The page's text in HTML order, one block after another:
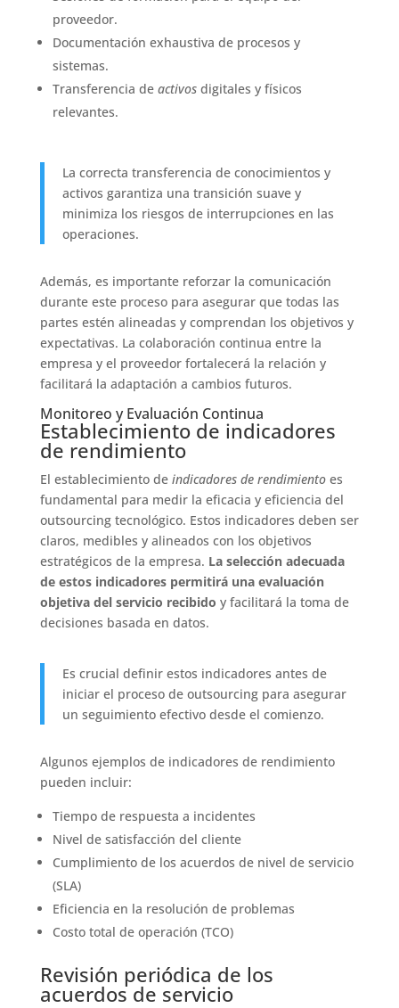
proveedor.
Documentación exhaustiva de procesos y
sistemas.
Transferencia de activosdigitales y físicos
relevantes.
La correcta transferencia de conocimientos y
activos garantiza una transición suave y
minimiza los riesgos de interrupciones en las
operaciones.
Además, es importante reforzar la comunicación
durante este proceso para asegurar que todas las
partes estén alineadas y comprendan los objetivos y
expectativas. La colaboración continua entre la
empresa y el proveedor fortalecerá la relación y
facilitará la adaptación a cambios futuros.
Monitoreo y Evaluación Continua
Establecimiento de indicadores
de rendimiento
El establecimiento de indicadores de rendimientoes
fundamental para medir la eficacia y eficiencia del
outsourcing tecnológico. Estos indicadores deben ser
claros, medibles y alineados con los objetivos
estratégicos de la empresa. La selección adecuada
de estos indicadores permitirá una evaluación
objetiva del servicio recibido y facilitará la toma de
decisiones basada en datos.
Es crucial definir estos indicadores antes de
iniciar el proceso de outsourcing para asegurar
un seguimiento efectivo desde el comienzo.
Algunos ejemplos de indicadores de rendimiento
pueden incluir:
Tiempo de respuesta a incidentes
Nivel de satisfacción del cliente
Cumplimiento de los acuerdos de nivel de servicio
(SLA)
Eficiencia en la resolución de problemas
Costo total de operación (TCO)
Revisión periódica de los
acuerdos de servicio